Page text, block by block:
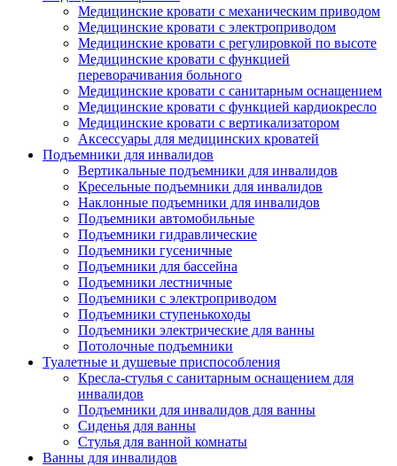
Медицинские кровати с механическим приводом
Медицинские кровати с электроприводом
Медицинские кровати с регулировкой по высоте
Медицинские кровати с функцией
переворачивания больного
Медицинские кровати с санитарным оснащением
Медицинские кровати с функцией кардиокресло
Медицинские кровати с вертикализатором
Аксессуары для медицинских кроватей
Подъемники для инвалидов
Вертикальные подъемники для инвалидов
Кресельные подъемники для инвалидов
Наклонные подъемники для инвалидов
Подъемники автомобильные
Подъемники гидравлические
Подъемники гусеничные
Подъемники для бассейна
Подъемники лестничные
Подъемники с электроприводом
Подъемники ступенькоходы
Подъемники электрические для ванны
Потолочные подъемники
Туалетные и душевые приспособления
Кресла-стулья с санитарным оснащением для
инвалидов
Подъемники для инвалидов для ванны
Сиденья для ванны
Стулья для ванной комнаты
Ванны для инвалидов